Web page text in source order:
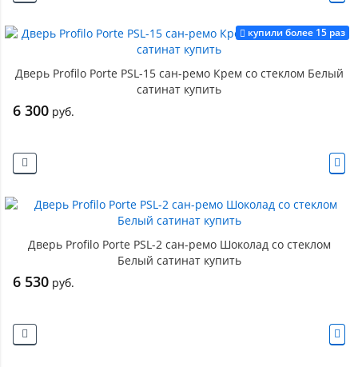
купили более 15 раз
Дверь Profilo Porte PSL-15 сан-ремо Крем со стеклом Белый
сатинат купить
6 300 руб.
Дверь Profilo Porte PSL-2 сан-ремо Шоколад со стеклом
Белый сатинат купить
6 530 руб.